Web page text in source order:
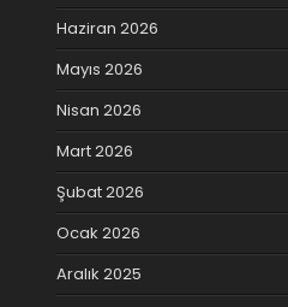
Haziran 2026
Mayıs 2026
Nisan 2026
Mart 2026
Şubat 2026
Ocak 2026
Aralık 2025